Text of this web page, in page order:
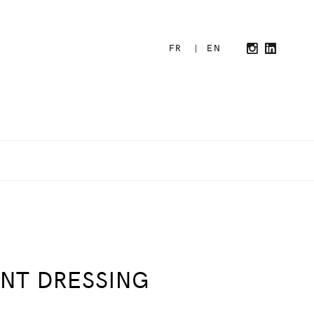
FR EN
DRESSING